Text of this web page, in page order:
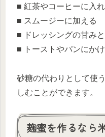
■ 紅茶やコーヒーに入
■ スムージーに加える
■ ドレッシングの甘み
■ トーストやパンにか
砂糖の代わりとして使
しむことができます。
麹蜜を作るなら